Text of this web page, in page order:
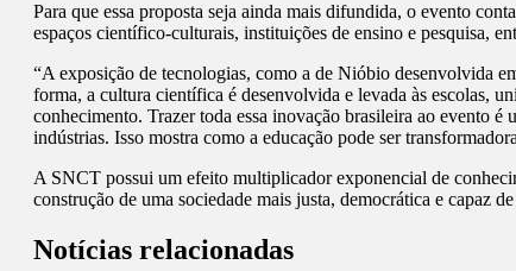
Para que essa proposta seja ainda mais difundida, o evento
espaços científico-culturais, instituições de ensino e pesquisa,
“A exposição de tecnologias, como a de Nióbio desenvolvida
forma, a cultura científica é desenvolvida e levada às escolas,
conhecimento. Trazer toda essa inovação brasileira ao evento
indústrias. Isso mostra como a educação pode ser
A SNCT possui um efeito multiplicador exponencial de
construção de uma sociedade mais justa, democrática e capaz
Notícias relacionadas